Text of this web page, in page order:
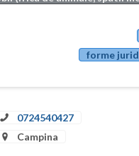
forme
0724540427
Campina